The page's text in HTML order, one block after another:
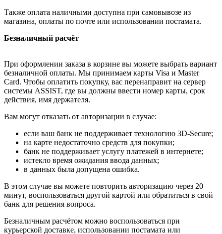
Также оплата наличными доступна при самовывозе из
магазина, оплаты по почте или использовании постамата.
Безналичный расчёт
При оформлении заказа в корзине вы можете выбрать вариант
безналичной оплаты. Мы принимаем карты Visa и Master
Card. Чтобы оплатить покупку, вас перенаправит на сервер
системы ASSIST, где вы должны ввести номер карты, срок
действия, имя держателя.
Вам могут отказать от авторизации в случае:
если ваш банк не поддерживает технологию 3D-Secure;
на карте недостаточно средств для покупки;
банк не поддерживает услугу платежей в интернете;
истекло время ожидания ввода данных;
в данных была допущена ошибка.
В этом случае вы можете повторить авторизацию через 20
минут, воспользоваться другой картой или обратиться в свой
банк для решения вопроса.
Безналичным расчётом можно воспользоваться при
курьерской доставке, использовании постамата или